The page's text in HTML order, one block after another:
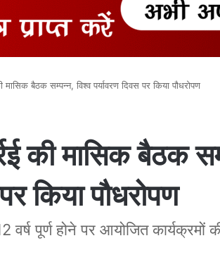
मासिक बैठक सम्पन्न, विश्व पर्यावरण दिवस पर किया पौधरोपण
की मासिक बैठक
किया पौधरोपण
वर्ष पूर्ण होने पर आयोजित कार्यक्रमों